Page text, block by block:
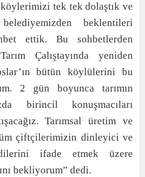
tek tek dolaştık ve
beklentileri
ettik. Bu sohbetlerden
Çalıştayında yeniden
bütün köylülerini bu
2 gün boyunca tarımın
birincil konuşmacıları
Tarımsal üretim ve
çiftçilerimizin dinleyici ve
ifade etmek üzere
bekliyorum” dedi.